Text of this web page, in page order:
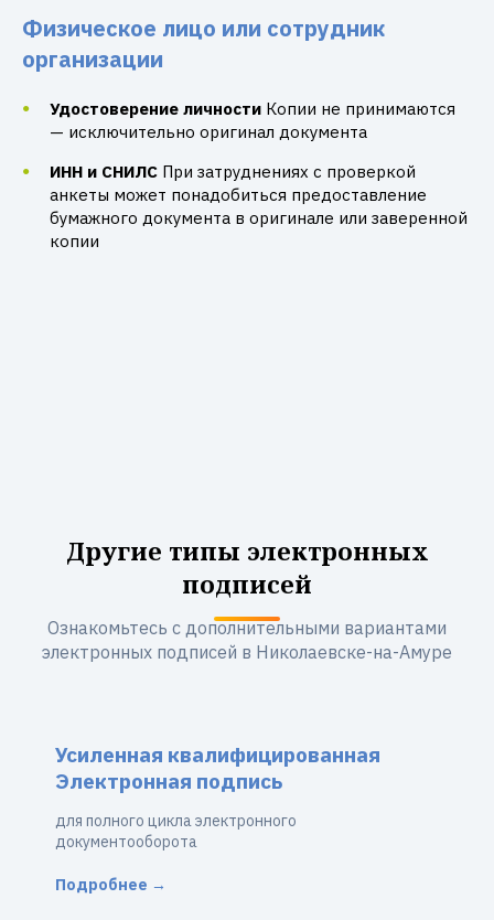
Физическое лицо или сотрудник
организации
Удостоверение личности Копии не принимаются
— исключительно оригинал документа
ИНН и СНИЛС При затруднениях с проверкой
анкеты может понадобиться предоставление
бумажного документа в оригинале или заверенной
копии
Другие типы электронных
подписей
Ознакомьтесь с дополнительными вариантами
электронных подписей в Николаевске-на-Амуре
Усиленная квалифицированная
Электронная подпись
для полного цикла электронного
документооборота
Подробнее →